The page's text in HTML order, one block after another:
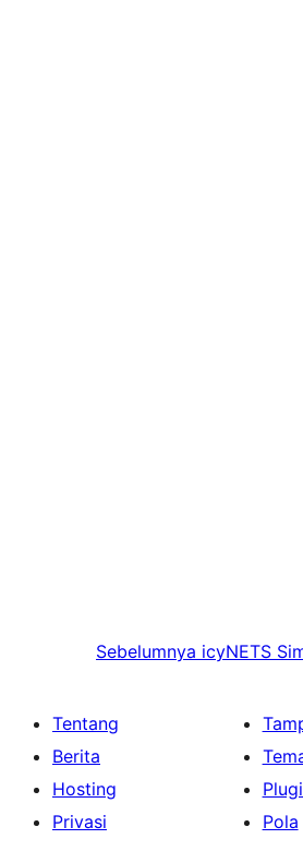
Sebelumnya icyNETS
Tentang
Berita
Hosting
Privasi
Pola